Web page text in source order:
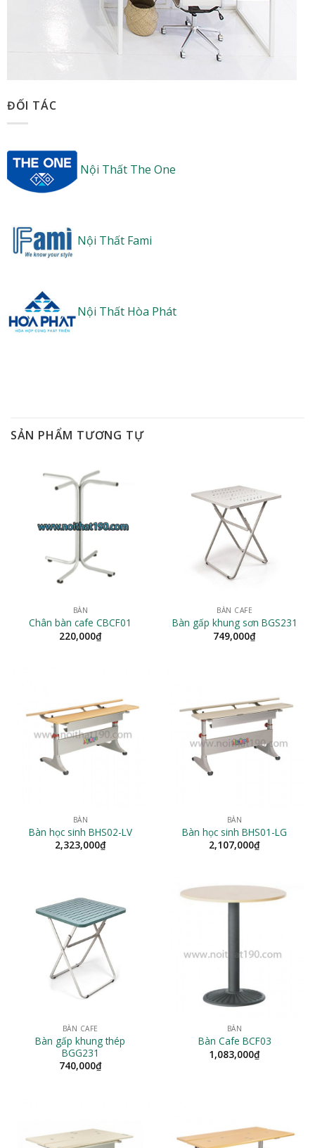
ĐỐI TÁC
Nội Thất The One
Nội Thất Fami
Nội Thất Hòa Phát
SẢN PHẨM TƯƠNG TỰ
BÀN
Chân bàn cafe CBCF01
220,000₫
BÀN CAFE
Bàn gấp khung sơn BGS231
749,000₫
BÀN
Bàn học sinh BHS02-LV
2,323,000₫
BÀN
Bàn học sinh BHS01-LG
2,107,000₫
BÀN CAFE
Bàn gấp khung thép
BGG231
740,000₫
BÀN
Bàn Cafe BCF03
1,083,000₫